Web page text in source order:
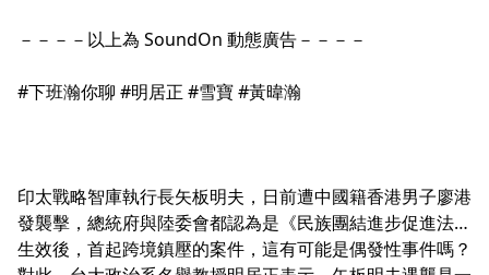
－－－－以上為 SoundOn 動態廣告－－－－
#下班瀚你聊 #明居正 #雪寶 #黃暐瀚
印太戰略智庫執行長矢板明夫，日前遭中國籍香港男子廖港
發襲擊，總統府與陸委會都認為是《民族團結進步促進法》
生效後，首起跨境鎮壓的案件，這有可能是偶發性事件嗎？